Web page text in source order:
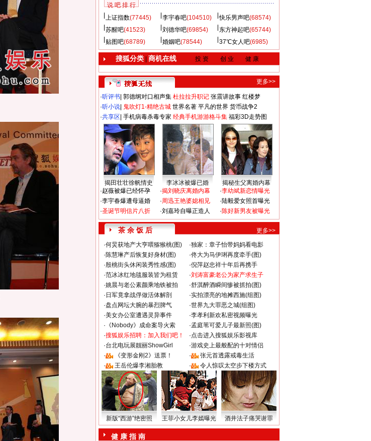
说 吧 排 行
上证指数(77445) 李宇春吧(104510) 快乐男声吧(68574)
苏醒吧(41523) 刘德华吧(69854) 东方神起吧(65744)
贴图吧(68789) 婚姻吧(78544) 37℃女人吧(6985)
搜狐分类| 商机在线 投 资 创 业 健 康
更多>>
·听评书 郭德纲对口相声集 杜拉拉升职记 张震讲故事 红楼梦
·听小说 鬼吹灯1-精绝古城 世界名著 平凡的世界 货币战争2
·共享区 手机病毒杀毒专家 经典手机游游格斗集 福彩3D走势图
揭田壮壮徐帆情史 李冰冰被爆已婚
揭秘生父离婚内幕
·赵薇被爆已经怀孕
·李宇春爆遭母逼婚
·圣诞节明信片八折
·揭刘晓庆离婚内幕
·周迅王艳婆媳相见
·刘嘉玲自曝正造人
·李幼斌新恋情曝光
·陆毅爱女照首曝光
·陈好新男友被曝光
茶 余 饭 后
更多>>
·何炅获地产大亨喂猕猴桃(图) ·独家：章子怡带妈妈看电影
·陈慧琳产后恢复好身材(图) ·佟大为马伊琍再度牵手(图)
·殷桃街头休闲装秀性感(图) ·倪萍赵忠祥十年后再携手
·范冰冰红地毯服装皆为租赁 ·刘涛富豪老公为家产求生子
·姚晨与老公素颜乘地铁被拍 ·舒淇醉酒瞬间惨被抓拍(图)
· 日军竟拿战俘做活体解剖 ·实拍漂亮的地摊西施(组图)
·盘点网坛大腕的暴烈脾气 ·世界九大罪恶之城(组图)
·美女办公室遭遇灵异事件 ·李孝利新欢私密视频曝光
· 《Nobody》成命案导火索 ·孟庭苇可爱儿子最新照(图)
·搜狐娱乐招聘：加入我们吧！ ·点击进入搜狐娱乐影视库
·台北电玩展靓丽ShowGirl ·游戏史上最般配的十对情侣
·
《变形金刚2》送票！ ·
张元首透露戒毒生活
·
王岳伦爆李湘胎教 · 令人惊叹太空步下楼方式
新版“西游”绝密照 王菲小女儿李嫣曝光 酒井法子痛哭谢罪
健 康 指 南